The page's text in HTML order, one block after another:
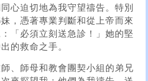
心迫切地為我守望禱告。特別
，憑著專業判斷和從上帝而來
「必須立刻送急診！」她的堅
的救命之手。
、師母和教會團契小組的弟兄